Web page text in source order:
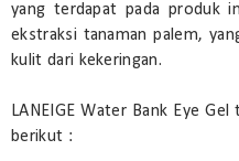
yang terdapat pada produk
ekstraksi tanaman palem,
kulit dari kekeringan.
LANEIGE Water Bank Eye
berikut :